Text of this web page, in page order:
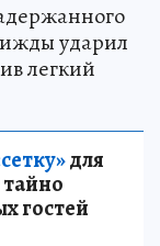
ударил
легкий
для
гостей